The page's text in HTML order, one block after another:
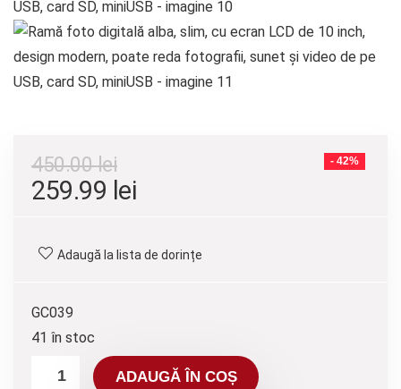
- 42%
450.00lei
259.99 lei
Adaugă la lista de dorințe
GC039
41 în stoc
ADAUGĂ ÎN COȘ